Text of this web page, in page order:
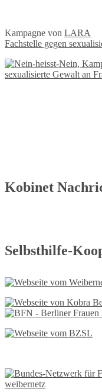
Kampagne von LARA
Fachstelle gegen
Kobinet
Selbsthilfe-